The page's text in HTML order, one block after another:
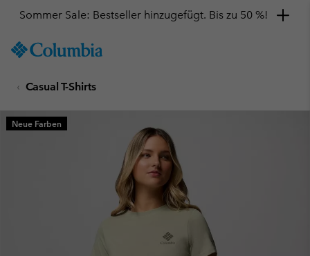
TO
SKIP
MAIN
NAV
Sommer Sale: Bestseller hinzugefügt. Bis zu 50 %!
Casual T-Shirts
Neue Farben